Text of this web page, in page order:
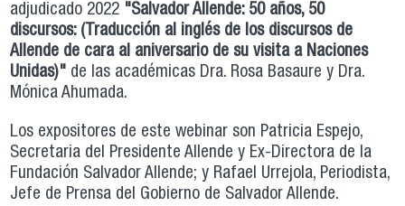
adjudicado 2022 "Salvador Allende: 50 años, 50
discursos: (Traducción al inglés de los discursos de
Allende de cara al aniversario de su visita a Naciones
Unidas)" de las académicas Dra. Rosa Basaure y Dra.
Mónica Ahumada.
Los expositores de este webinar son Patricia Espejo,
Secretaria del Presidente Allende y Ex-Directora de la
Fundación Salvador Allende; y Rafael Urrejola, Periodista,
Jefe de Prensa del Gobierno de Salvador Allende.